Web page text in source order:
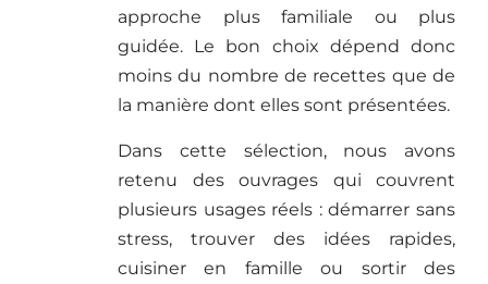
approche plus familiale ou plus
guidée. Le bon choix dépend donc
moins du nombre de recettes que de
la manière dont elles sont présentées.
Dans cette sélection, nous avons
retenu des ouvrages qui couvrent
plusieurs usages réels : démarrer sans
stress, trouver des idées rapides,
cuisiner en famille ou sortir des